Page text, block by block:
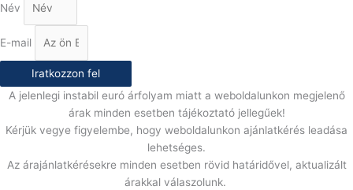
Név
E-mail
Iratkozzon fel
A jelenlegi instabil euró árfolyam miatt a weboldalunkon megjelenő
árak minden esetben tájékoztató jellegűek!
Kérjük vegye figyelembe, hogy weboldalunkon ajánlatkérés leadása
lehetséges.
Az árajánlatkérésekre minden esetben rövid határidővel, aktualizált
árakkal válaszolunk.